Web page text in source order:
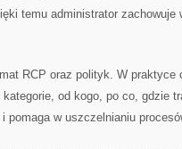
temu administrator zachowuje
RCP oraz polityk. W praktyce
od kogo, po co, gdzie
pomaga w uszczelnianiu